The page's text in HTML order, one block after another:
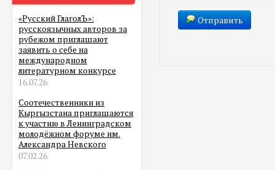
«Русский ГлаголЪ»:
русскоязычных авторов за
рубежом приглашают
заявить о себе на
международном
литературном конкурсе
16.07.26
Соотечественники из
Кыргызстана приглашаются
к участию в Ленинградском
молодёжном форуме им.
Александра Невского
07.02.26
Отправить